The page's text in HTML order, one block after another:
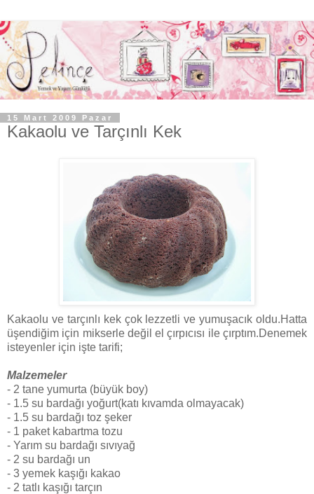
15 Mart 2009 Pazar
Kakaolu ve Tarçınlı Kek
Kakaolu ve tarçınlı kek çok lezzetli ve yumuşacık oldu.Hatta
üşendiğim için mikserle değil el çırpıcısı ile çırptım.Denemek
isteyenler için işte tarifi;
Malzemeler
- 2 tane yumurta (büyük boy)
- 1.5 su bardağı yoğurt(katı kıvamda olmayacak)
- 1.5 su bardağı toz şeker
- 1 paket kabartma tozu
- Yarım su bardağı sıvıyağ
- 2 su bardağı un
- 3 yemek kaşığı kakao
- 2 tatlı kaşığı tarçın